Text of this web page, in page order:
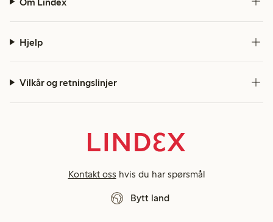
Hjelp
Vilkår og retningslinjer
Kontakt oss hvis du har spørsmål
Bytt land